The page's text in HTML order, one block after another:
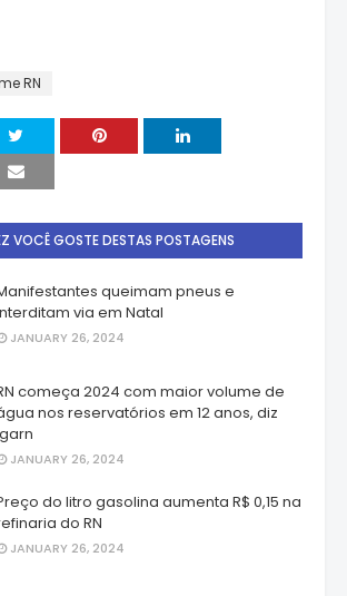
RN
VOCÊ GOSTE DESTAS POSTAGENS
queimam pneus e
via em Natal
JANUARY 26, 2024
começa 2024 com maior volume de
nos reservatórios em 12 anos, diz
JANUARY 26, 2024
do litro gasolina aumenta R$ 0,15 na
do RN
JANUARY 26, 2024